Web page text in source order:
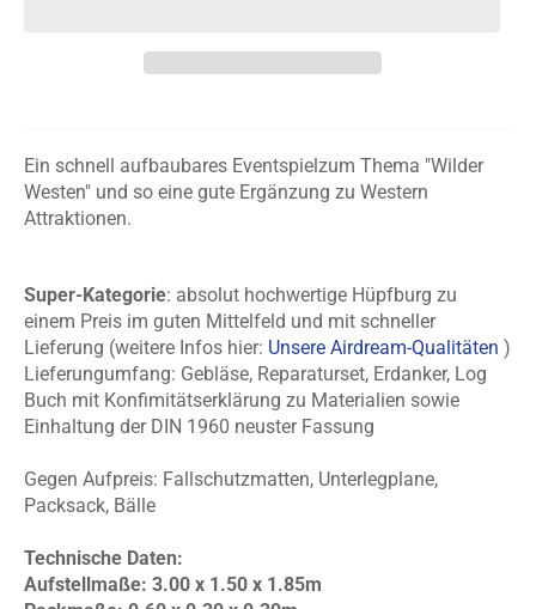
Ein schnell aufbaubares Eventspielzum Thema "Wilder
Westen" und so eine gute Ergänzung zu Western
Attraktionen.
Super-Kategorie: absolut hochwertige Hüpfburg zu
einem Preis im guten Mittelfeld und mit schneller
Lieferung (weitere Infos hier: Unsere Airdream-Qualitäten )
Lieferungumfang: Gebläse, Reparaturset, Erdanker, Log
Buch mit Konfimitätserklärung zu Materialien sowie
Einhaltung der DIN 1960 neuster Fassung
Gegen Aufpreis: Fallschutzmatten, Unterlegplane,
Packsack, Bälle
Technische Daten:
Aufstellmaße: 3.00 x 1.50 x 1.85m